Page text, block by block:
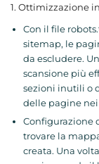
1. Ottimizzazione
Con il file
sitemap, le
da escludere.
scansione più
sezioni inutili o
delle pagine
Configurazione
trovare la
creata. Una